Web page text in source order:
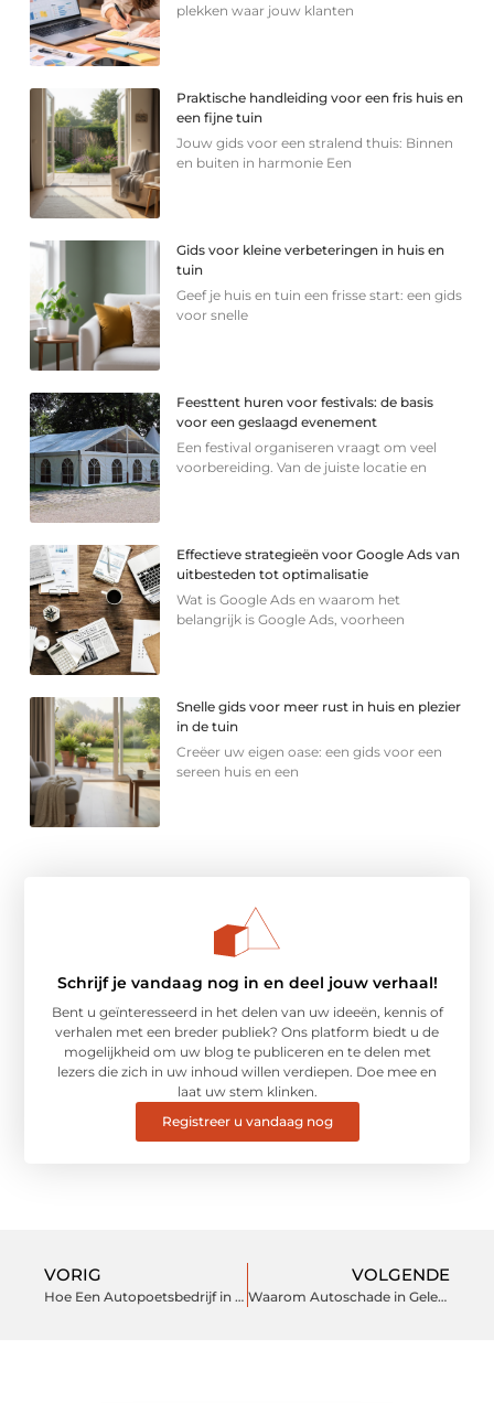
plekken waar jouw klanten
Praktische handleiding voor een fris huis en
een fijne tuin
Jouw gids voor een stralend thuis: Binnen
en buiten in harmonie Een
Gids voor kleine verbeteringen in huis en
tuin
Geef je huis en tuin een frisse start: een gids
voor snelle
Feesttent huren voor festivals: de basis
voor een geslaagd evenement
Een festival organiseren vraagt om veel
voorbereiding. Van de juiste locatie en
Effectieve strategieën voor Google Ads van
uitbesteden tot optimalisatie
Wat is Google Ads en waarom het
belangrijk is Google Ads, voorheen
Snelle gids voor meer rust in huis en plezier
in de tuin
Creëer uw eigen oase: een gids voor een
sereen huis en een
Schrijf je vandaag nog in en deel jouw verhaal!
Bent u geïnteresseerd in het delen van uw ideeën, kennis of
verhalen met een breder publiek? Ons platform biedt u de
mogelijkheid om uw blog te publiceren en te delen met
lezers die zich in uw inhoud willen verdiepen. Doe mee en
laat uw stem klinken.
Registreer u vandaag nog
VORIG
Hoe Een Autopoetsbedrijf in Zeist Uw Auto Kan Transformeren
VOLGENDE
Waarom Autoschade in Geleen Laat Herstellen een Slimme Keuze is